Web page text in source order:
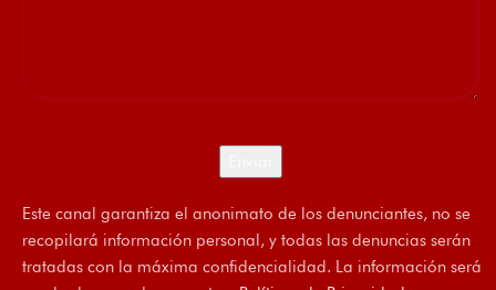
Este canal garantiza el anonimato de los denunciantes, no se
recopilará información personal, y todas las denuncias serán
tratadas con la máxima confidencialidad. La información será